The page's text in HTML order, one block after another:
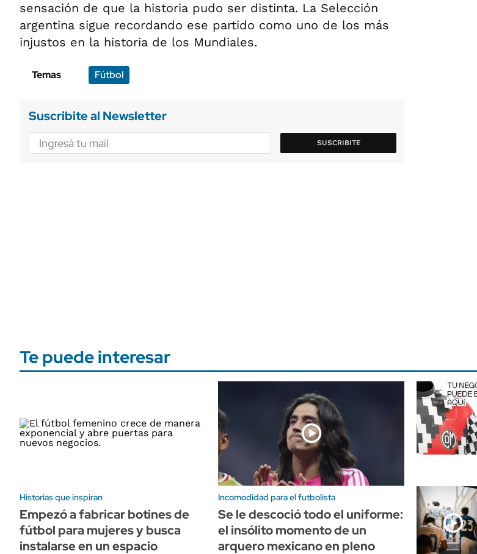
sensación de que la historia pudo ser distinta. La Selección
argentina sigue recordando ese partido como uno de los más
injustos en la historia de los Mundiales.
Temas Fútbol
Suscribite al Newsletter
SUSCRIBITE
Te puede interesar
Historias que inspiran
Empezó a fabricar botines de
fútbol para mujeres y busca
instalarse en un espacio
Incomodidad para el futbolista
Se le descoció todo el uniforme:
el insólito momento de un
arquero mexicano en pleno